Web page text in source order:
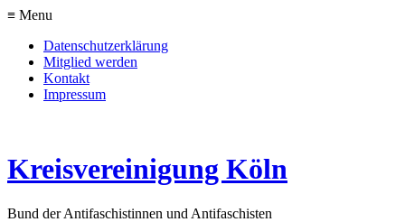
≡ Menu
Datenschutzerklärung
Mitglied werden
Kontakt
Impressum
Kreisvereinigung Köln
Bund der Antifaschistinnen und Antifaschisten